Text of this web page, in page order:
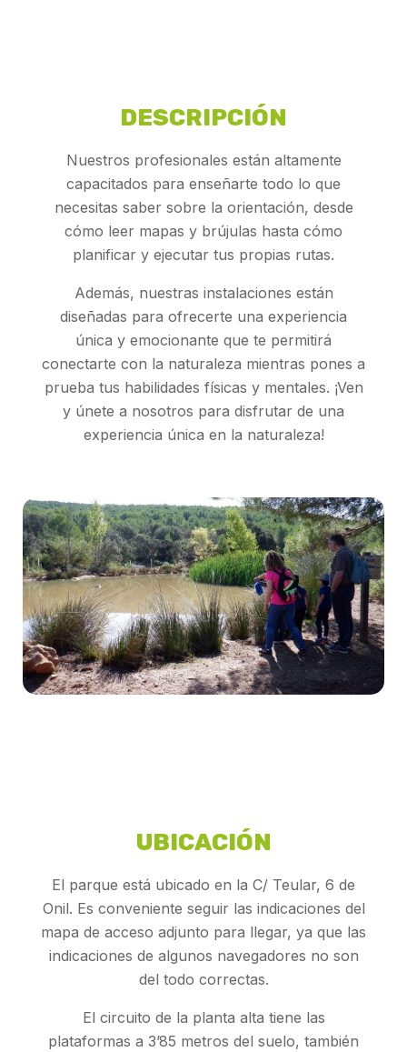
DESCRIPCIÓN
Nuestros profesionales están altamente
capacitados para enseñarte todo lo que
necesitas saber sobre la orientación, desde
cómo leer mapas y brújulas hasta cómo
planificar y ejecutar tus propias rutas.
Además, nuestras instalaciones están
diseñadas para ofrecerte una experiencia
única y emocionante que te permitirá
conectarte con la naturaleza mientras pones a
prueba tus habilidades físicas y mentales. ¡Ven
y únete a nosotros para disfrutar de una
experiencia única en la naturaleza!
UBICACIÓN
El parque está ubicado en la C/ Teular, 6 de
Onil. Es conveniente seguir las indicaciones del
mapa de acceso adjunto para llegar, ya que las
indicaciones de algunos navegadores no son
del todo correctas.
El circuito de la planta alta tiene las
plataformas a 3’85 metros del suelo, también